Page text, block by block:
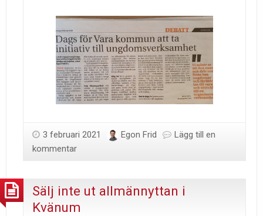
3 februari 2021 Egon Frid
Lägg till en
kommentar
Sälj inte ut allmännyttan i
Kvänum